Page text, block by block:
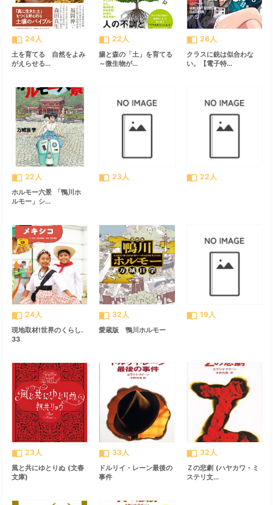
import_contacts 24人
土を育てる 自然をよみ
がえらせる...
import_contacts 22人
腸と森の「土」を育てる
～微生物が...
import_contacts 26人
クラスに銃は似合わな
い。【電子特...
import_contacts 22人
ホルモー六景 「鴨川ホ
ルモー」シ...
import_contacts 23人 import_contacts 22人
import_contacts 24人
現地取材!世界のくらし.
33
import_contacts 32人
愛蔵版 鴨川ホルモー
import_contacts 19人
import_contacts 23人
風と共にゆとりぬ (文春
文庫)
import_contacts 33人
ドルリイ・レーン最後の
事件
import_contacts 32人
Ｚの悲劇 (ハヤカワ・ミ
ステリ文...